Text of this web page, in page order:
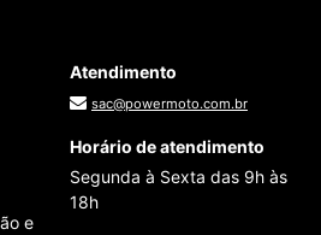
e
Atendimento
sac@powermoto.com.br
Horário de atendimento
Segunda à Sexta das 9h às
18h